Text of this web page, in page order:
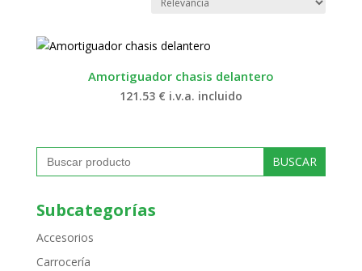
Amortiguador chasis delantero
121.53 € i.v.a. incluido
Buscar:
Subcategorías
Accesorios
Carrocería